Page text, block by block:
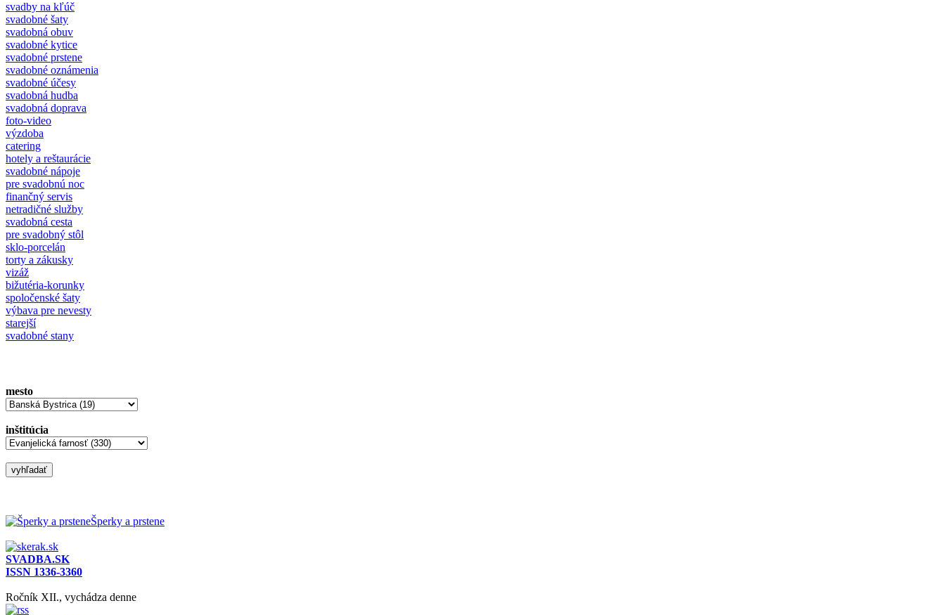
svadby na kľúč
svadobné šaty
svadobná obuv
svadobné kytice
svadobné prstene
svadobné oznámenia
svadobné účesy
svadobná hudba
svadobná doprava
foto-video
výzdoba
catering
hotely a reštaurácie
svadobné nápoje
pre svadobnú noc
finančný servis
netradičné služby
svadobná cesta
pre svadobný stôl
sklo-porcelán
torty a zákusky
vizáž
bižutéria-korunky
spoločenské šaty
výbava pre nevesty
starejší
svadobné stany
mesto
inštitúcia
Šperky a prstene
SVADBA.SK
ISSN 1336-3360
Ročník XII., vychádza denne